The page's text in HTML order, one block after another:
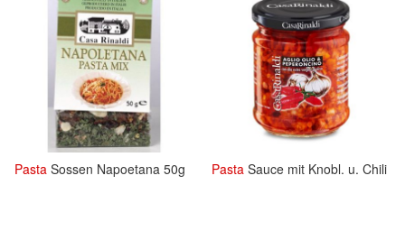
Pasta Sossen Napoetana 50g Pasta Sauce mit Knobl. u. Chili